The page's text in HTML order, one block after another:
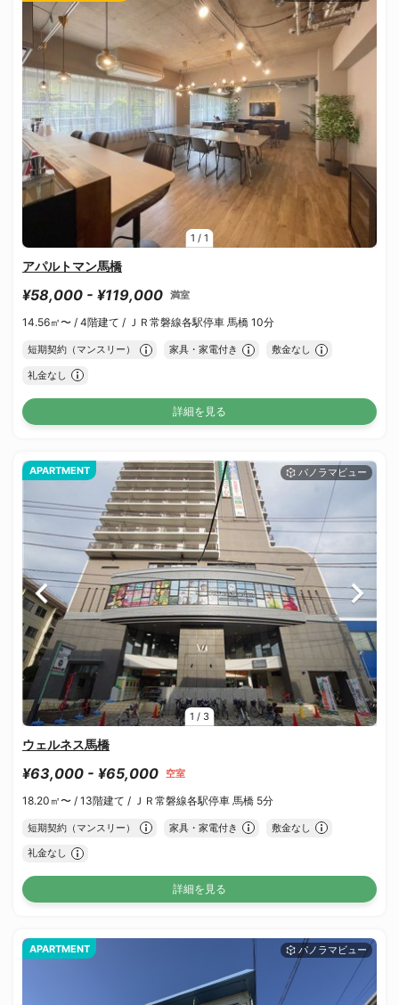
1 / 1
アパルトマン馬橋
¥58,000 - ¥119,000 満室
14.56㎡〜 / 4階建て / ＪＲ常磐線各駅停車 馬橋 10分
短期契約（マンスリー） 家具・家電付き 敷金なし
礼金なし
詳細を見る
1 / 3
APARTMENT
ウェルネス馬橋
¥63,000 - ¥65,000 空室
18.20㎡〜 / 13階建て / ＪＲ常磐線各駅停車 馬橋 5分
短期契約（マンスリー） 家具・家電付き 敷金なし
礼金なし
詳細を見る
APARTMENT